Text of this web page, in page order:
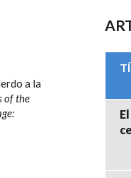
a la
of the